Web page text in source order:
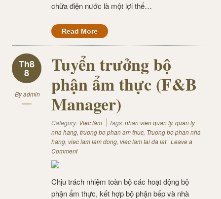
chữa điện nước là một lợi thế…
Read More
Th8
8
Byadmin
Tuyển trưởng bộ
phận ẩm thực (F&B
Manager)
Category: Việc làm Tags:nhan vien quan ly, quan ly
nha hang, truong bo phan am thuc, Truong bo phan nha
hang, viec lam lam dong, viec lam tai da lat Leave a
Comment
Chịu trách nhiệm toàn bộ các hoạt động bộ
phận ẩm thực, kết hợp bộ phận bếp và nhà